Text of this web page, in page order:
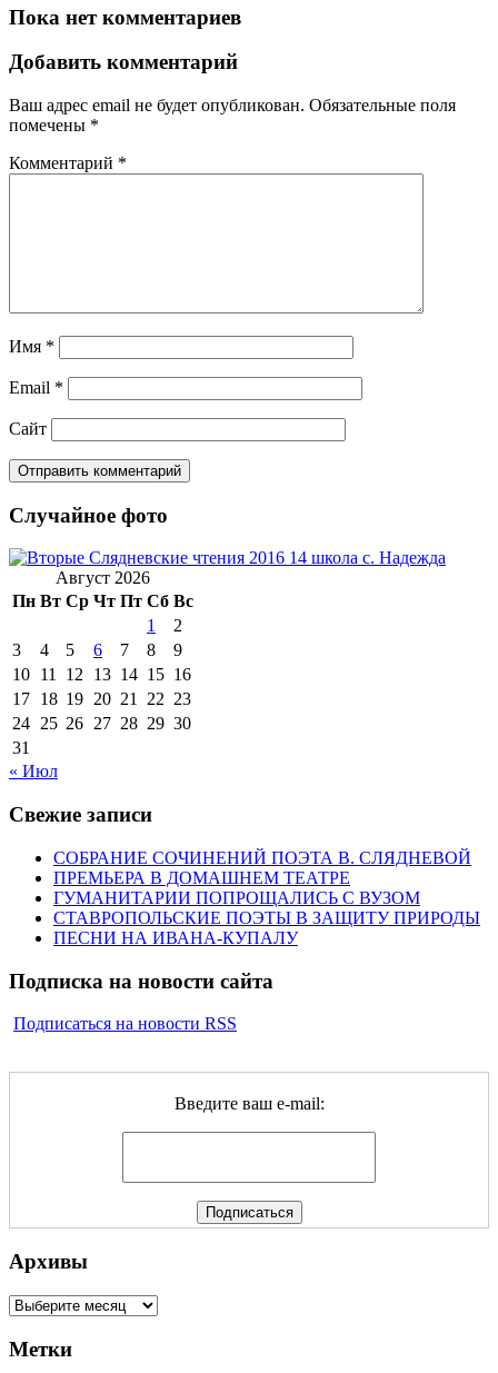
Пока нет комментариев
Добавить комментарий
Ваш адрес email не будет опубликован. Обязательные поля
помечены *
Комментарий *
Имя *
Email *
Сайт
Случайное фото
Август 2026
Пн Вт Ср Чт Пт Сб Вс
1
2
3
4 5 6 7 8
9
10 11 12 13 14 15 16
17 18 19 20 21 22 23
24 25 26 27 28 29 30
31
« Июл
Свежие записи
СОБРАНИЕ СОЧИНЕНИЙ ПОЭТА В. СЛЯДНЕВОЙ
ПРЕМЬЕРА В ДОМАШНЕМ ТЕАТРЕ
ГУМАНИТАРИИ ПОПРОЩАЛИСЬ С ВУЗОМ
СТАВРОПОЛЬСКИЕ ПОЭТЫ В ЗАЩИТУ ПРИРОДЫ
ПЕСНИ НА ИВАНА-КУПАЛУ
Подписка на новости сайта
Подписаться на новости RSS
Введите ваш e-mail:
Архивы
Архивы
Метки